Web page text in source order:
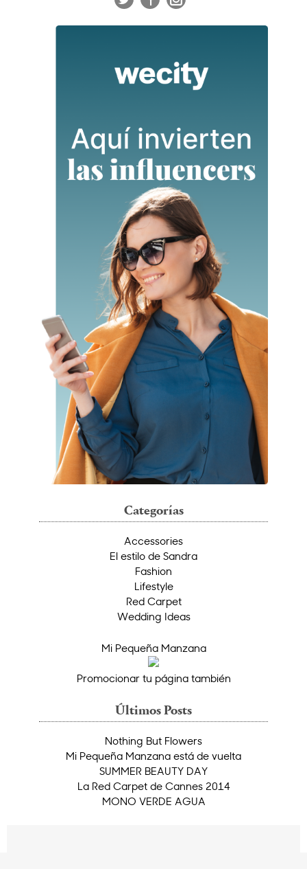
Categorías
Accessories
El estilo de Sandra
Fashion
Lifestyle
Red Carpet
Wedding Ideas
Mi Pequeña Manzana
Promocionar tu página también
Últimos Posts
Nothing But Flowers
Mi Pequeña Manzana está de vuelta
SUMMER BEAUTY DAY
La Red Carpet de Cannes 2014
MONO VERDE AGUA